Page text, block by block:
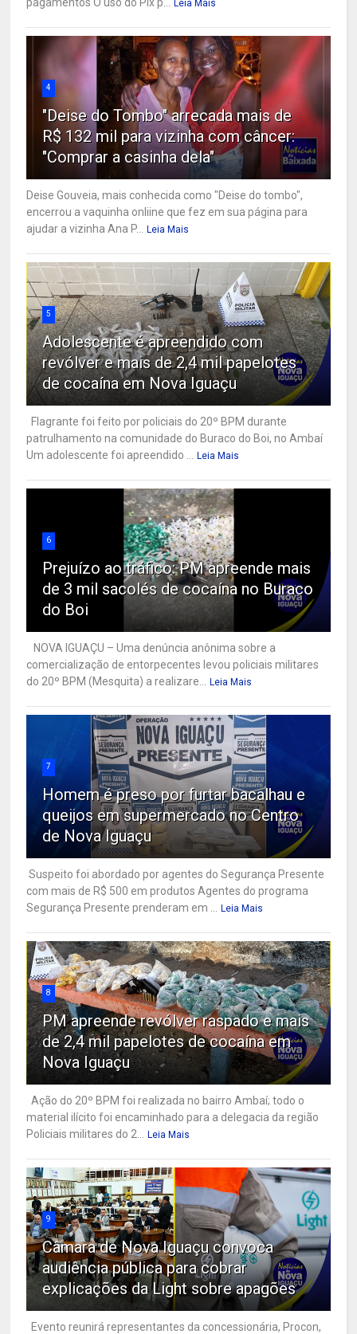
Leia Mais
4
"Deise do Tombo" arrecada mais de
R$ 132 mil para vizinha com câncer:
"Comprar a casinha dela"
Deise Gouveia, mais conhecida como "Deise do tombo",
encerrou a vaquinha onliine que fez em sua página para
ajudar a vizinha Ana P...
Leia Mais
5
Adolescente é apreendido com
revólver e mais de 2,4 mil papelotes
de cocaína em Nova Iguaçu
Flagrante foi feito por policiais do 20º BPM durante
patrulhamento na comunidade do Buraco do Boi, no Ambaí
Um adolescente foi apreendido ...
Leia Mais
6
Prejuízo ao tráfico: PM apreende mais
de 3 mil sacolés de cocaína no Buraco
do Boi
NOVA IGUAÇU – Uma denúncia anônima sobre a
comercialização de entorpecentes levou policiais militares
do 20º BPM (Mesquita) a realizare...
Leia Mais
7
Homem é preso por furtar bacalhau e
queijos em supermercado no Centro
de Nova Iguaçu
Suspeito foi abordado por agentes do Segurança Presente
com mais de R$ 500 em produtos Agentes do programa
Segurança Presente prenderam em ...
Leia Mais
8
PM apreende revólver raspado e mais
de 2,4 mil papelotes de cocaína em
Nova Iguaçu
Ação do 20º BPM foi realizada no bairro Ambaí; todo o
material ilícito foi encaminhado para a delegacia da região
Policiais militares do 2...
Leia Mais
9
Câmara de Nova Iguaçu convoca
audiência pública para cobrar
explicações da Light sobre apagões
Evento reunirá representantes da concessionária, Procon,